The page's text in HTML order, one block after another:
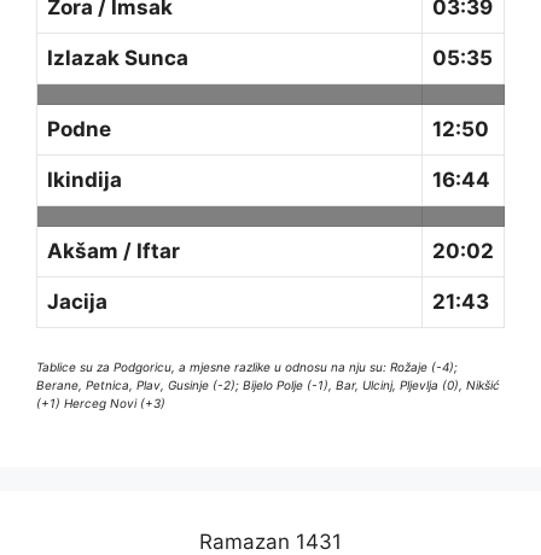
Zora / Imsak 03:39
Izlazak Sunca 05:35
Podne 12:50
Ikindija 16:44
Akšam / Iftar 20:02
Jacija 21:43
Tablice su za Podgoricu, a mjesne razlike u odnosu na nju su: Rožaje (-4);
Berane, Petnica, Plav, Gusinje (-2); Bijelo Polje (-1), Bar, Ulcinj, Pljevlja (0), Nikšić
(+1) Herceg Novi (+3)
Ramazan 1431